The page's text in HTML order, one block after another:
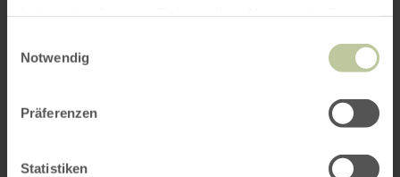
Notwendig
Präferenzen
Statistiken